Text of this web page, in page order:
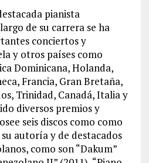
pianista
de su carrera se ha
conciertos y
y otros países como
Dominicana, Holanda,
Francia, Gran Bretaña,
Trinidad, Canadá, Italia y
diversos premios y
seis discos como como
autoría y de destacados
como son “Dakum”